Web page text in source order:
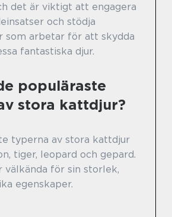
det är viktigt att engagera
och stödja
som arbetar för att skydda
fantastiska djur.
populäraste
stora kattdjur?
typerna av stora kattdjur
tiger, leopard och gepard.
välkända för sin storlek,
egenskaper.